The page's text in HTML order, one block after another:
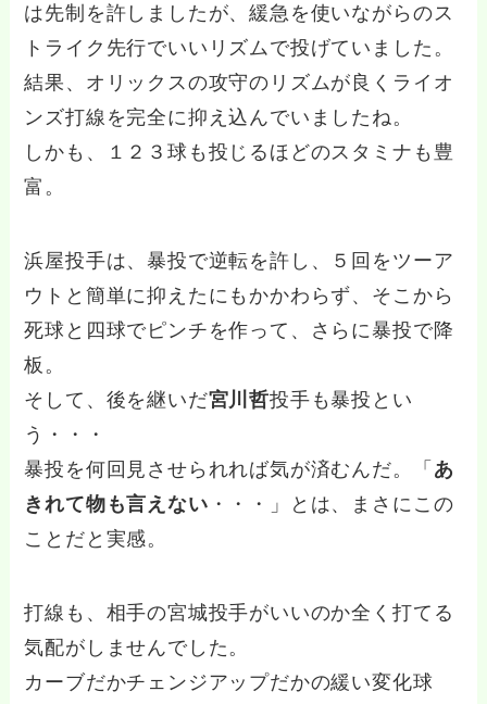
は先制を許しましたが、緩急を使いながらのス
トライク先行でいいリズムで投げていました。
結果、オリックスの攻守のリズムが良くライオ
ンズ打線を完全に抑え込んでいましたね。
しかも、１２３球も投じるほどのスタミナも豊
富。
浜屋投手は、暴投で逆転を許し、５回をツーア
ウトと簡単に抑えたにもかかわらず、そこから
死球と四球でピンチを作って、さらに暴投で降
板。
そして、後を継いだ宮川哲投手も暴投とい
う・・・
暴投を何回見させられれば気が済むんだ。「 あ
きれて物も言えない ・・・」とは、まさにこの
ことだと実感。
打線も、相手の宮城投手がいいのか全く打てる
気配がしませんでした。
カーブだかチェンジアップだかの緩い変化球